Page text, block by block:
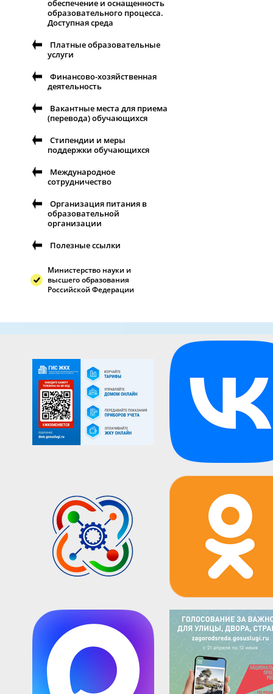
обеспечение и оснащенность
образовательного процесса.
Доступная среда
Платные образовательные
услуги
Финансово-хозяйственная
деятельность
Вакантные места для приема
(перевода) обучающихся
Стипендии и меры
поддержки обучающихся
Международное
сотрудничество
Организация питания в
образовательной
организации
Полезные ссылки
Министерство науки и
высшего образования
Российской Федерации